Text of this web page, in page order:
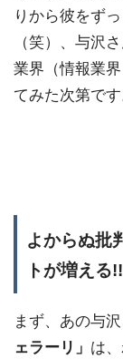
りから彼をず
（笑）、与沢
業界（情報業
てみた次第です
よからぬ批
トが増える!!
まず、あの与
ェラーリ」 は